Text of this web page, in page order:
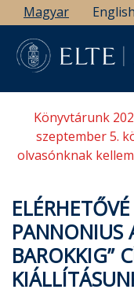
Ugrás
a
tartalomra
Magyar English
Könyvtárunk
szeptember 5.
olvasónknak
PANNONIUS
BAROKKIG”